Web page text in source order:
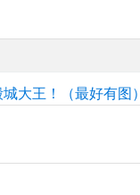
大王！（最好有图）